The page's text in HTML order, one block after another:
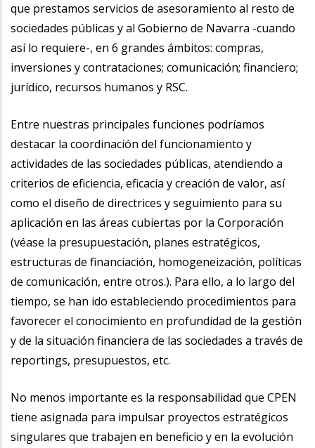
que prestamos servicios de asesoramiento al resto de
sociedades públicas y al Gobierno de Navarra -cuando
así lo requiere-, en 6 grandes ámbitos: compras,
inversiones y contrataciones; comunicación; financiero;
jurídico, recursos humanos y RSC.
Entre nuestras principales funciones podríamos
destacar la coordinación del funcionamiento y
actividades de las sociedades públicas, atendiendo a
criterios de eficiencia, eficacia y creación de valor, así
como el diseño de directrices y seguimiento para su
aplicación en las áreas cubiertas por la Corporación
(véase la presupuestación, planes estratégicos,
estructuras de financiación, homogeneización, políticas
de comunicación, entre otros.). Para ello, a lo largo del
tiempo, se han ido estableciendo procedimientos para
favorecer el conocimiento en profundidad de la gestión
y de la situación financiera de las sociedades a través de
reportings, presupuestos, etc.
No menos importante es la responsabilidad que CPEN
tiene asignada para impulsar proyectos estratégicos
singulares que trabajen en beneficio y en la evolución